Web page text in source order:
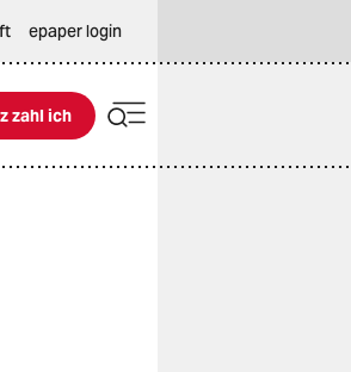
epaper login
ich
zahl ich